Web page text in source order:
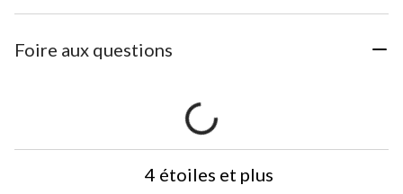
Foire aux questions
4 étoiles et plus